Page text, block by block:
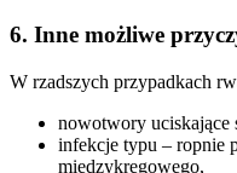
6. Inne możliwe
W rzadszych przypadkach
nowotwory uciskające
infekcje typu – ropnie
międzykręgowego,